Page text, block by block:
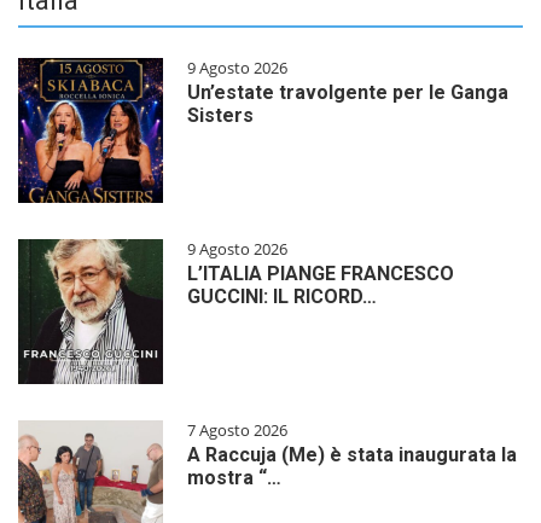
9 Agosto 2026
Un’estate travolgente per le Ganga
Sisters
9 Agosto 2026
L’ITALIA PIANGE FRANCESCO
GUCCINI: IL RICORD…
7 Agosto 2026
A Raccuja (Me) è stata inaugurata la
mostra “…